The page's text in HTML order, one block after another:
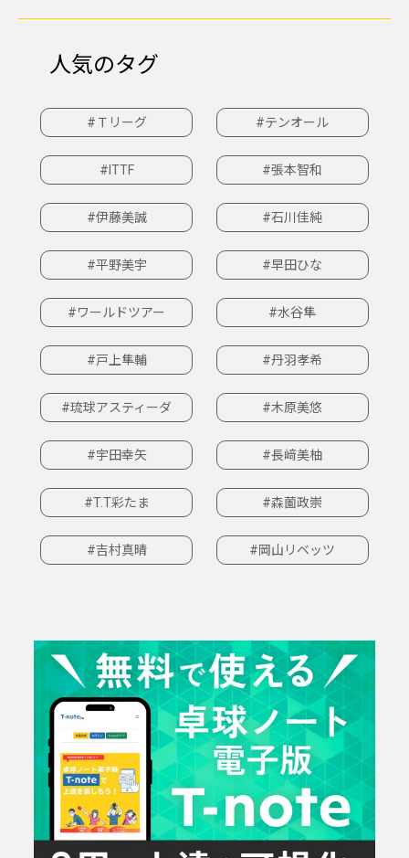
人気のタグ
#Ｔリーグ #テンオール
#ITTF #張本智和
#伊藤美誠 #石川佳純
#平野美宇 #早田ひな
#ワールドツアー #水谷隼
#戸上隼輔 #丹羽孝希
#琉球アスティーダ #木原美悠
#宇田幸矢 #長﨑美柚
#T.T彩たま #森薗政崇
#吉村真晴 #岡山リベッツ